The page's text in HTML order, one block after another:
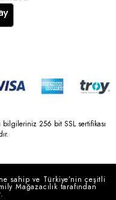
256 bit SSL sertifikası
sahip ve Türkiye’nin çeşitli
Mağazacılık tarafından